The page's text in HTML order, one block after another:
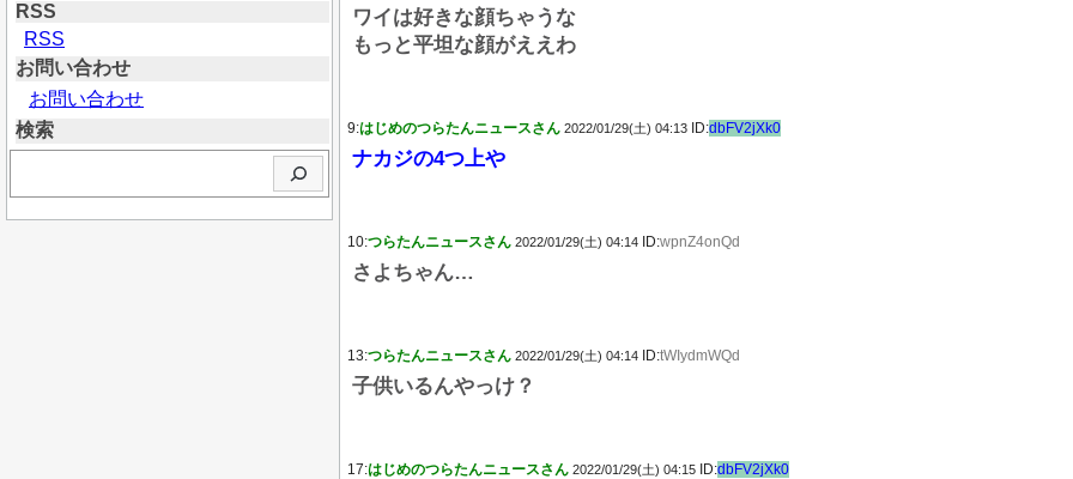
RSS
RSS
お問い合わせ
お問い合わせ
検索
ワイは好きな顔ちゃうな
もっと平坦な顔がええわ
9:はじめのつらたんニュースさん 2022/01/29(土) 04:13 ID:dbFV2jXk0
ナカジの4つ上や
10:つらたんニュースさん 2022/01/29(土) 04:14 ID:wpnZ4onQd
さよちゃん…
13:つらたんニュースさん 2022/01/29(土) 04:14 ID:tWIydmWQd
子供いるんやっけ？
17:はじめのつらたんニュースさん 2022/01/29(土) 04:15 ID:dbFV2jXk0